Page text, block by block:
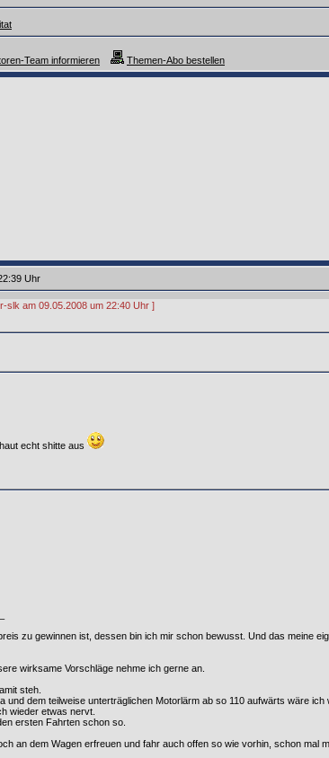
Team informieren Themen-Abo bestellen
Uhr
slk am 09.05.2008 um 22:40 Uhr ]
echt shitte aus
zu gewinnen ist, dessen bin ich mir schon bewusst. Und das meine
wirksame Vorschläge nehme ich gerne an.
steh.
und dem teilweise unterträglichen Motorlärm ab so 110 aufwärts wäre ich
wieder etwas nervt.
ersten Fahrten schon so.
an dem Wagen erfreuen und fahr auch offen so wie vorhin, schon mal